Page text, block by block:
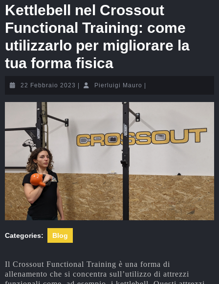
Kettlebell nel Crossout
Functional Training: come
utilizzarlo per migliorare la
tua forma fisica
22 Febbraio 2023 Pierluigi Mauro
Categories: Blog
Il Crossout Functional Training è una forma di
allenamento che si concentra sull’utilizzo di attrezzi